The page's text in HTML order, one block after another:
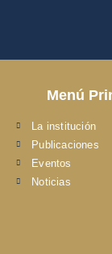
Menú
La institución
Publicaciones
Eventos
Noticias